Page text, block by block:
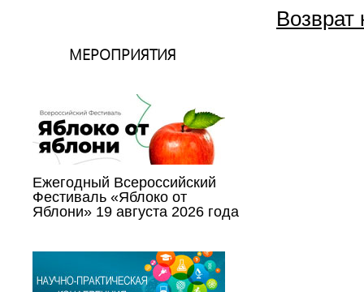
МЕРОПРИЯТИЯ
Ежегодный Всероссийский
Фестиваль «Яблоко от
Яблони» 19 августа 2026 года
Возврат